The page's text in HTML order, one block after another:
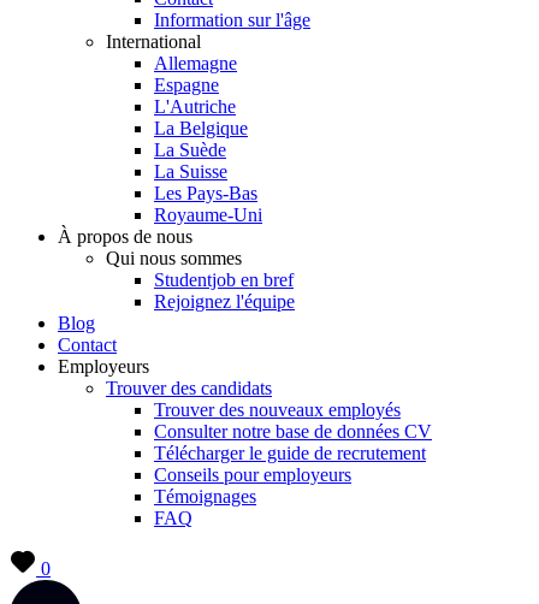
Information sur l'âge
International
Allemagne
Espagne
L'Autriche
La Belgique
La Suède
La Suisse
Les Pays-Bas
Royaume-Uni
À propos de nous
Qui nous sommes
Studentjob en bref
Rejoignez l'équipe
Blog
Contact
Employeurs
Trouver des candidats
Trouver des nouveaux employés
Consulter notre base de données CV
Télécharger le guide de recrutement
Conseils pour employeurs
Témoignages
FAQ
0